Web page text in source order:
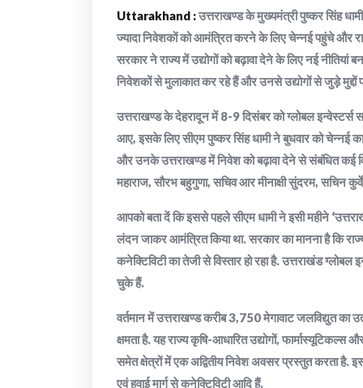
Uttarakhand :उत्तराखण्ड के मुख्यमंत्री पुष्कर सिंह
ज्यादा निवेशकों को आमंत्रित करने के लिए चेन्नई पहुंचे और
सरकार ने राज्य में उद्योगों को बढ़ावा देने के लिए नई
निवेशकों से मुलाकात कर रहे हैं और उनसे उद्योगों से जुड़े मुद्दों
उत्तराखण्ड के देहरादून में 8-9 दिसंबर को ग्लोबल
आए, इसके लिए सीएम पुष्कर सिंह धामी ने बुधवार को चेन्नई
और उनके उत्तराखण्ड में निवेश को बढ़ावा देने से संबंधित कई
महाराज, सौरभ बहुगुणा, सचिव आर मीनाक्षी सुंदरम, सचिन
आपको बता दें कि इससे पहले सीएम धामी ने इसी महीने
लंदन जाकर आमंत्रित किया था. सरकार का मानना है कि
कनेक्टिविटी का तेजी से विस्तार हो रहा है. उत्तराखंड
चुके हैं.
वर्तमान में उत्तराखण्ड करीब 3,750 मेगावाट जलविद्युत
क्षमता है. यह राज्य कृषि-आधारित उद्योगों,
समेत क्षेत्रों में एक अद्वितीय निवेश अवसर प्रस्तुत करता
एवं हवाई मार्ग से कनेक्टिविटी आदि हैं.